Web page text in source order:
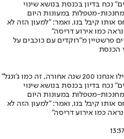
נכח בדיון בכנסת בנושא שינוי
מטפלות במעונות היום
אותו קיבל בנו, ואמר: "למעון הזה לא
כמו אירוע דריסה"
אחורה": חיים פרשטיין מ"רוקדים עם כוכבים על
הכנסת
כמו ג'ונגל"
נכח בדיון בכנסת בנושא שינוי
מטפלות במעונות היום
אותו קיבל בנו, ואמר: "למעון הזה לא
כמו אירוע דריסה"